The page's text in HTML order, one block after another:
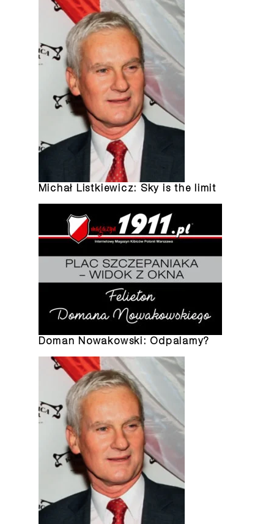
Michał Listkiewicz: Sky is the limit
Doman Nowakowski: Odpalamy?